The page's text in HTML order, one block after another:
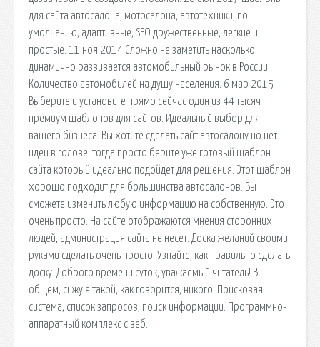
для сайта автосалона, мотосалона, автотехники, по
умолчанию, адаптивные, SEO дружественные, легкие и
простые. 11 ноя 2014 Сложно не заметить насколько
динамично развивается автомобильный рынок в России.
Количество автомобилей на душу населения. 6 мар 2015
Выберите и установите прямо сейчас один из 44 тысяч
премиум шаблонов для сайтов. Идеальный выбор для
вашего бизнеса. Вы хотите сделать сайт автосалону но нет
идеи в голове. тогда просто берите уже готовый шаблон
сайта который идеально подойдет для решения. Этот шаблон
хорошо подходит для большинства автосалонов. Вы
сможете изменить любую информацию на собственную. Это
очень просто. На сайте отображаются мнения сторонних
людей, администрация сайта не несет. Доска желаний своими
руками сделать очень просто. Узнайте, как правильно сделать
доску. Доброго времени суток, уважаемый читатель! В
общем, сижу я такой, как говорится, никого. Поисковая
сиcтема, список запросов, поиск информации. Программно-
аппаратный комплекс с веб.